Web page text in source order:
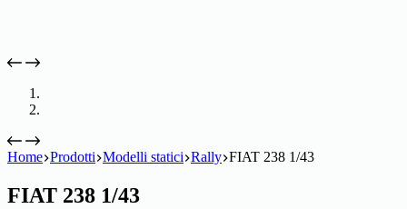
Home Prodotti Modelli statici Rally FIAT 238 1/43
FIAT 238 1/43